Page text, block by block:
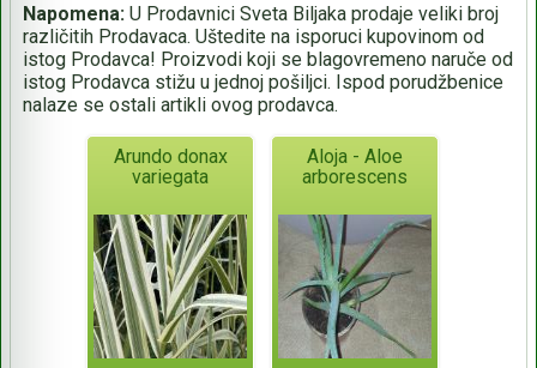
Napomena: U Prodavnici Sveta Biljaka prodaje veliki broj
različitih Prodavaca. Uštedite na isporuci kupovinom od
istog Prodavca! Proizvodi koji se blagovremeno naruče od
istog Prodavca stižu u jednoj pošiljci. Ispod porudžbenice
nalaze se ostali artikli ovog prodavca.
Arundo donax
variegata
Aloja - Aloe
arborescens